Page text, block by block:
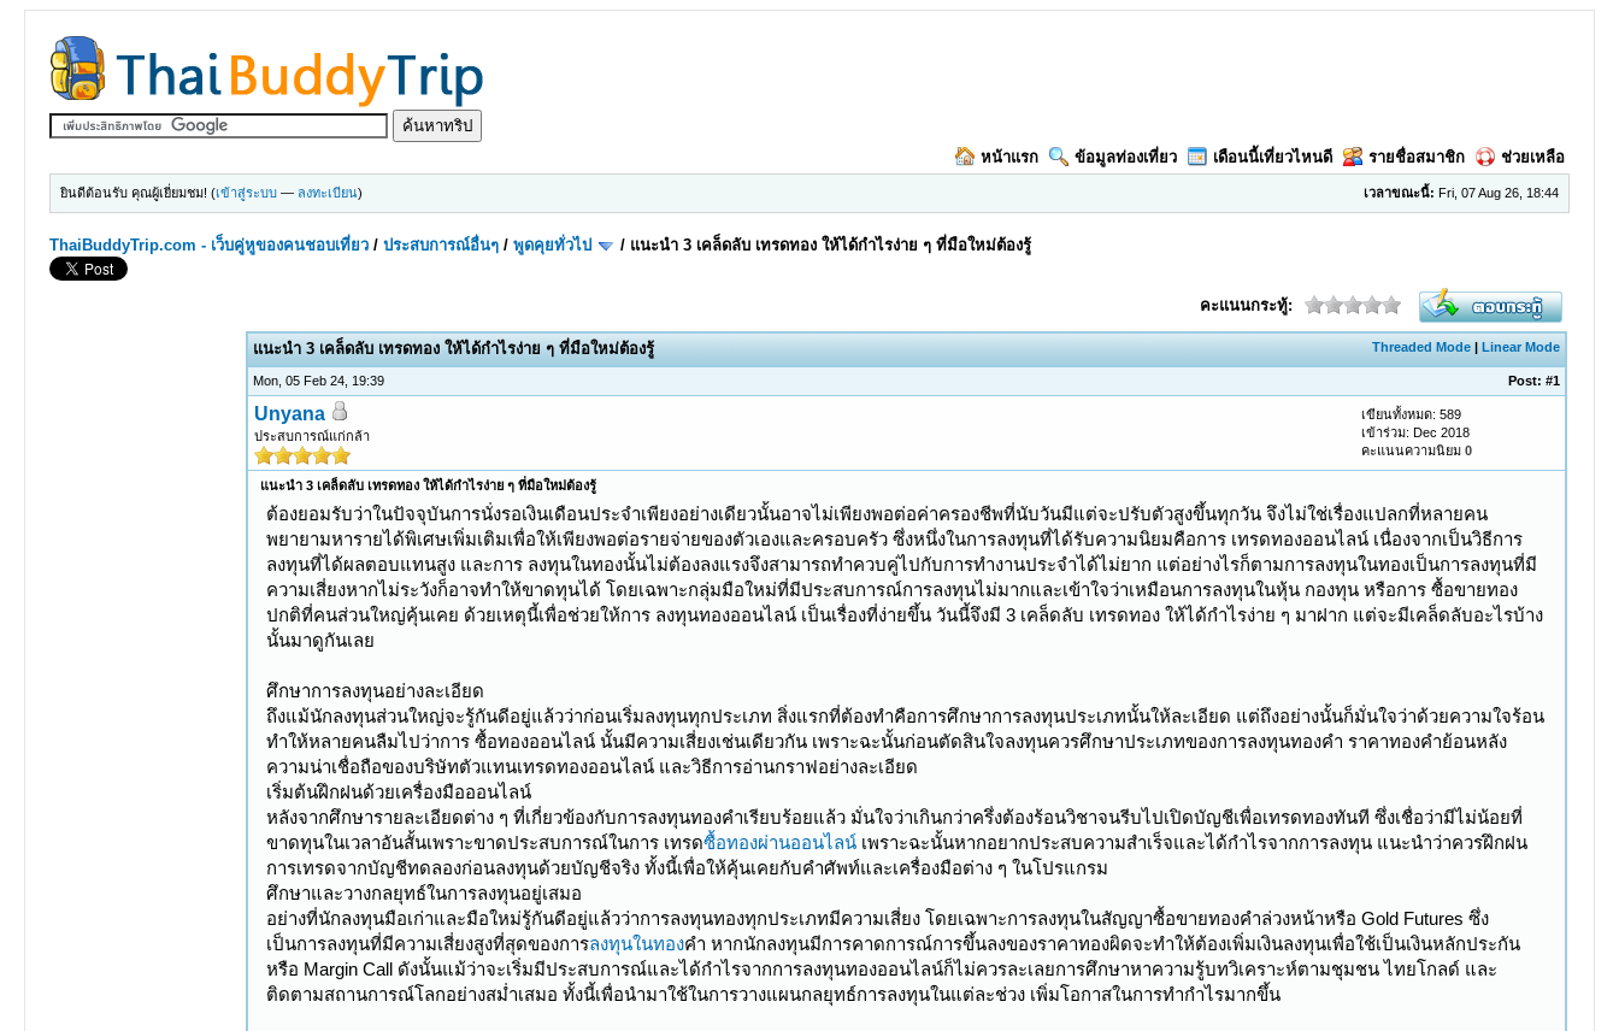
หน้าแรก ข้อมูลท่องเที่ยว เดือนนี้เที่ยวไหนดี รายชื่อสมาชิก ช่วยเหลือ
เวลาขณะนี้: Fri, 07 Aug 26, 18:44
ยินดีต้อนรับ คุณผู้เยี่ยมชม! (เข้าสู่ระบบ — ลงทะเบียน)
ThaiBuddyTrip.com - เว็บคู่หูของคนชอบเที่ยว /ประสบการณ์อื่นๆ /พูดคุยทั่วไป / แนะนำ 3 เคล็ดลับ เทรดทอง ให้ได้กำไรง่าย ๆ ที่มือใหม่ต้องรู้
คะแนนกระทู้:
Threaded Mode |Linear Mode
แนะนำ 3 เคล็ดลับ เทรดทอง ให้ได้กำไรง่าย ๆ ที่มือใหม่ต้องรู้
Mon, 05 Feb 24, 19:39 Post:#1
Unyana
ประสบการณ์แก่กล้า
เขียนทั้งหมด: 589
เข้าร่วม: Dec 2018
คะแนนความนิยม0
แนะนำ 3 เคล็ดลับ เทรดทอง ให้ได้กำไรง่าย ๆ ที่มือใหม่ต้องรู้
ต้องยอมรับว่าในปัจจุบันการนั่งรอเงินเดือนประจำเพียงอย่างเดียวนั้นอาจไม่เพียงพอต่อค่าครองชีพที่นับวันมีแต่จะปรับตัวสูงขึ้นทุกวัน จึงไม่ใช่เรื่องแปลกที่หลายคน
พยายามหารายได้พิเศษเพิ่มเติมเพื่อให้เพียงพอต่อรายจ่ายของตัวเองและครอบครัว ซึ่งหนึ่งในการลงทุนที่ได้รับความนิยมคือการ เทรดทองออนไลน์ เนื่องจากเป็นวิธีการ
ลงทุนที่ได้ผลตอบแทนสูง และการ ลงทุนในทองนั้นไม่ต้องลงแรงจึงสามารถทำควบคู่ไปกับการทำงานประจำได้ไม่ยาก แต่อย่างไรก็ตามการลงทุนในทองเป็นการลงทุนที่มี
ความเสี่ยงหากไม่ระวังก็อาจทำให้ขาดทุนได้ โดยเฉพาะกลุ่มมือใหม่ที่มีประสบการณ์การลงทุนไม่มากและเข้าใจว่าเหมือนการลงทุนในหุ้น กองทุน หรือการ ซื้อขายทอง
ปกติที่คนส่วนใหญ่คุ้นเคย ด้วยเหตุนี้เพื่อช่วยให้การ ลงทุนทองออนไลน์ เป็นเรื่องที่ง่ายขึ้น วันนี้จึงมี 3 เคล็ดลับ เทรดทอง ให้ได้กำไรง่าย ๆ มาฝาก แต่จะมีเคล็ดลับอะไรบ้าง
นั้นมาดูกันเลย
ศึกษาการลงทุนอย่างละเอียด
ถึงแม้นักลงทุนส่วนใหญ่จะรู้กันดีอยู่แล้วว่าก่อนเริ่มลงทุนทุกประเภท สิ่งแรกที่ต้องทำคือการศึกษาการลงทุนประเภทนั้นให้ละเอียด แต่ถึงอย่างนั้นก็มั่นใจว่าด้วยความใจร้อน
ทำให้หลายคนลืมไปว่าการ ซื้อทองออนไลน์ นั้นมีความเสี่ยงเช่นเดียวกัน เพราะฉะนั้นก่อนตัดสินใจลงทุนควรศึกษาประเภทของการลงทุนทองคำ ราคาทองคำย้อนหลัง
ความน่าเชื่อถือของบริษัทตัวแทนเทรดทองออนไลน์ และวิธีการอ่านกราฟอย่างละเอียด
เริ่มต้นฝึกฝนด้วยเครื่องมือออนไลน์
หลังจากศึกษารายละเอียดต่าง ๆ ที่เกี่ยวข้องกับการลงทุนทองคำเรียบร้อยแล้ว มั่นใจว่าเกินกว่าครึ่งต้องร้อนวิชาจนรีบไปเปิดบัญชีเพื่อเทรดทองทันที ซึ่งเชื่อว่ามีไม่น้อยที่
ขาดทุนในเวลาอันสั้นเพราะขาดประสบการณ์ในการ เทรดซื้อทองผ่านออนไลน์ เพราะฉะนั้นหากอยากประสบความสำเร็จและได้กำไรจากการลงทุน แนะนำว่าควรฝึกฝน
การเทรดจากบัญชีทดลองก่อนลงทุนด้วยบัญชีจริง ทั้งนี้เพื่อให้คุ้นเคยกับคำศัพท์และเครื่องมือต่าง ๆ ในโปรแกรม
ศึกษาและวางกลยุทธ์ในการลงทุนอยู่เสมอ
อย่างที่นักลงทุนมือเก่าและมือใหม่รู้กันดีอยู่แล้วว่าการลงทุนทองทุกประเภทมีความเสี่ยง โดยเฉพาะการลงทุนในสัญญาซื้อขายทองคำล่วงหน้าหรือ Gold Futures ซึ่ง
เป็นการลงทุนที่มีความเสี่ยงสูงที่สุดของการลงทุนในทองคำ หากนักลงทุนมีการคาดการณ์การขึ้นลงของราคาทองผิดจะทำให้ต้องเพิ่มเงินลงทุนเพื่อใช้เป็นเงินหลักประกัน
หรือ Margin Call ดังนั้นแม้ว่าจะเริ่มมีประสบการณ์และได้กำไรจากการลงทุนทองออนไลน์ก็ไม่ควรละเลยการศึกษาหาความรู้บทวิเคราะห์ตามชุมชน ไทยโกลด์ และ
ติดตามสถานการณ์โลกอย่างสม่ำเสมอ ทั้งนี้เพื่อนำมาใช้ในการวางแผนกลยุทธ์การลงทุนในแต่ละช่วง เพิ่มโอกาสในการทำกำไรมากขึ้น